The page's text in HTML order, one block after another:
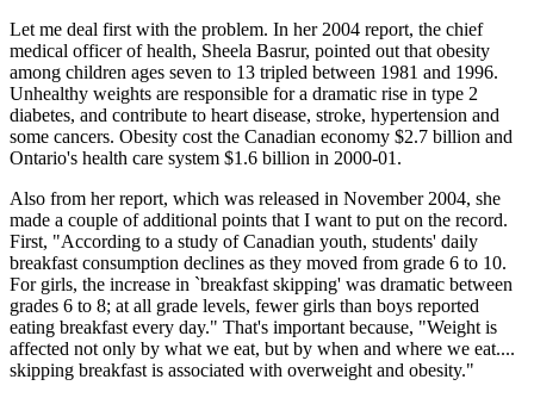
Let me deal first with the problem. In her 2004 report, the chief
medical officer of health, Sheela Basrur, pointed out that obesity
among children ages seven to 13 tripled between 1981 and 1996.
Unhealthy weights are responsible for a dramatic rise in type 2
diabetes, and contribute to heart disease, stroke, hypertension and
some cancers. Obesity cost the Canadian economy $2.7 billion and
Ontario's health care system $1.6 billion in 2000-01.
Also from her report, which was released in November 2004, she
made a couple of additional points that I want to put on the record.
First, "According to a study of Canadian youth, students' daily
breakfast consumption declines as they moved from grade 6 to 10.
For girls, the increase in `breakfast skipping' was dramatic between
grades 6 to 8; at all grade levels, fewer girls than boys reported
eating breakfast every day." That's important because, "Weight is
affected not only by what we eat, but by when and where we eat....
skipping breakfast is associated with overweight and obesity."